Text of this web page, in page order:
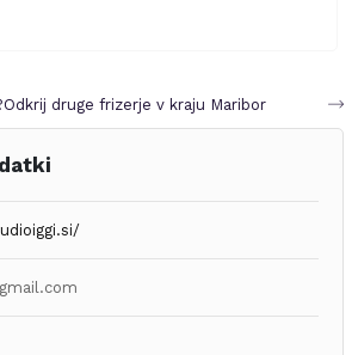
Odkrij druge frizerje v kraju Maribor